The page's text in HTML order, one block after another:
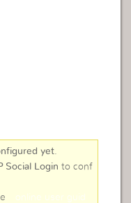
yet.
Social Login to conf
online user guid